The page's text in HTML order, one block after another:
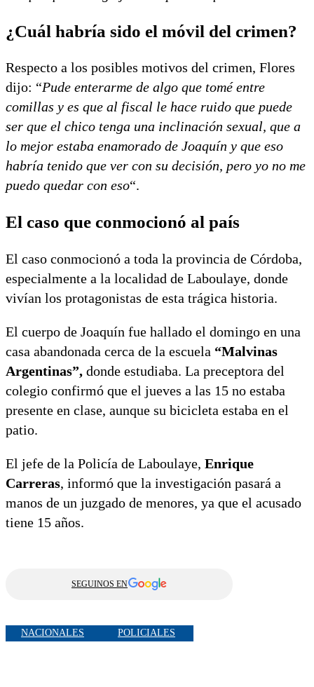
¿Cuál habría sido el móvil del crimen?
Respecto a los posibles motivos del crimen, Flores
dijo: “Pude enterarme de algo que tomé entre
comillas y es que al fiscal le hace ruido que puede
ser que el chico tenga una inclinación sexual, que a
lo mejor estaba enamorado de Joaquín y que eso
habría tenido que ver con su decisión, pero yo no me
puedo quedar con eso“.
El caso que conmocionó al país
El caso conmocionó a toda la provincia de Córdoba,
especialmente a la localidad de Laboulaye, donde
vivían los protagonistas de esta trágica historia.
El cuerpo de Joaquín fue hallado el domingo en una
casa abandonada cerca de la escuela “Malvinas
Argentinas”, donde estudiaba. La preceptora del
colegio confirmó que el jueves a las 15 no estaba
presente en clase, aunque su bicicleta estaba en el
patio.
El jefe de la Policía de Laboulaye, Enrique
Carreras, informó que la investigación pasará a
manos de un juzgado de menores, ya que el acusado
tiene 15 años.
SEGUINOS EN
NACIONALES POLICIALES